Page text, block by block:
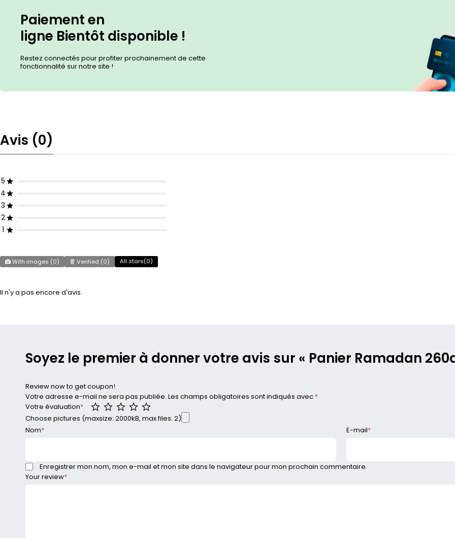
Paiement en
ligne Bientôt disponible !
Restez connectés pour profiter prochainement de cette
fonctionnalité sur notre site !
Avis (0)
5
4
3
2
1
With images (0) Verified (0) All stars(0)
Il n'y a pas encore d'avis.
Soyez le premier à donner votre avis sur « Panier Ramadan
Review now to get coupon!
Votre adresse e-mail ne sera pas publiée. Les champs obligatoires sont indiqués avec *
Votre évaluation*
Your review*
Choose pictures (maxsize: 2000kB, max files: 2)
Nom* E-mail*
Enregistrer mon nom, mon e-mail et mon site dans le navigateur pour mon prochain commentaire.